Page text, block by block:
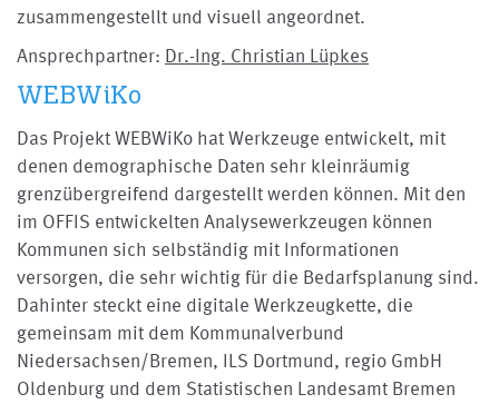
zusammengestellt und visuell angeordnet.
Ansprechpartner: Dr.-Ing. Christian Lüpkes
WEBWiKo
Das Projekt WEBWiKo hat Werkzeuge entwickelt, mit
denen demographische Daten sehr kleinräumig
grenzübergreifend dargestellt werden können. Mit den
im OFFIS entwickelten Analysewerkzeugen können
Kommunen sich selbständig mit Informationen
versorgen, die sehr wichtig für die Bedarfsplanung sind.
Dahinter steckt eine digitale Werkzeugkette, die
gemeinsam mit dem Kommunalverbund
Niedersachsen/Bremen, ILS Dortmund, regio GmbH
Oldenburg und dem Statistischen Landesamt Bremen